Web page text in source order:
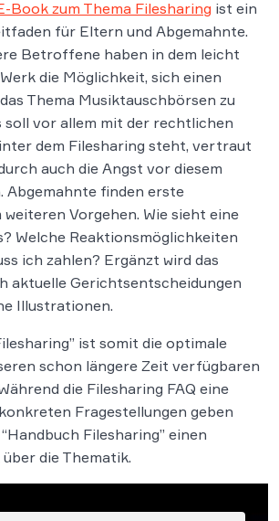
Book zum Thema Filesharing ist ein
für Eltern und Abgemahnte.
Betroffene haben in dem leicht
die Möglichkeit, sich einen
Thema Musiktauschbörsen zu
soll vor allem mit der rechtlichen
dem Filesharing steht, vertraut
auch die Angst vor diesem
Abgemahnte finden erste
weiteren Vorgehen. Wie sieht eine
Welche Reaktionsmöglichkeiten
ich zahlen? Ergänzt wird das
aktuelle Gerichtsentscheidungen
Illustrationen.
ist somit die optimale
schon längere Zeit verfügbaren
die Filesharing FAQ eine
Fragestellungen geben
Filesharing” einen
die Thematik.